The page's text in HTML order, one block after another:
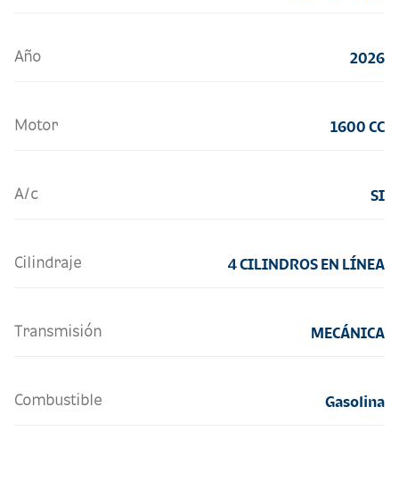
Año 2026
Motor 1600 CC
A/c SI
Cilindraje 4 CILINDROS EN LÍNEA
Transmisión MECÁNICA
Combustible Gasolina